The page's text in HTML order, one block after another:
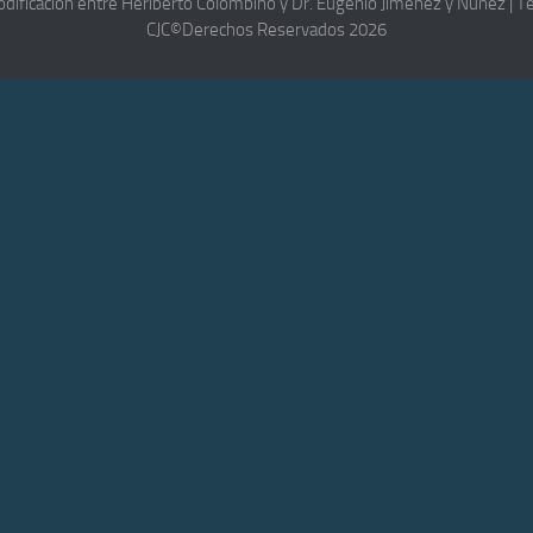
CJC©Derechos Reservados 2026